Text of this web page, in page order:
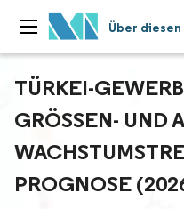
Über
TÜRKEI-
GRÖSSEN- UND
ROGNOSE